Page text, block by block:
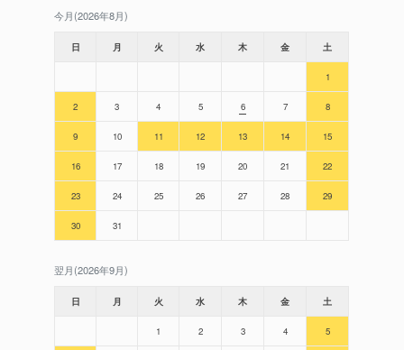
今月(2026年8月)
日 月 火 水 木 金 土
1
2 3 4 5 6 7 8
9 10 11 12 13 14 15
16 17 18 19 20 21 22
23 24 25 26 27 28 29
30 31
翌月(2026年9月)
日 月 火 水 木 金 土
1 2 3 4 5